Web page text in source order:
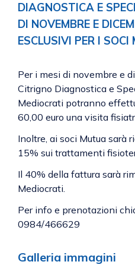
DIAGNOSTICA E
DI NOVEMBRE E
ESCLUSIVI PER I
Per i mesi di novembre e
Citrigno Diagnostica e
Mediocrati potranno
60,00 euro una visita
Inoltre, ai soci Mutua sarà
15% sui trattamenti
Il 40% della fattura sarà
Mediocrati.
Per info e prenotazioni
0984/466629
Galleria immagini